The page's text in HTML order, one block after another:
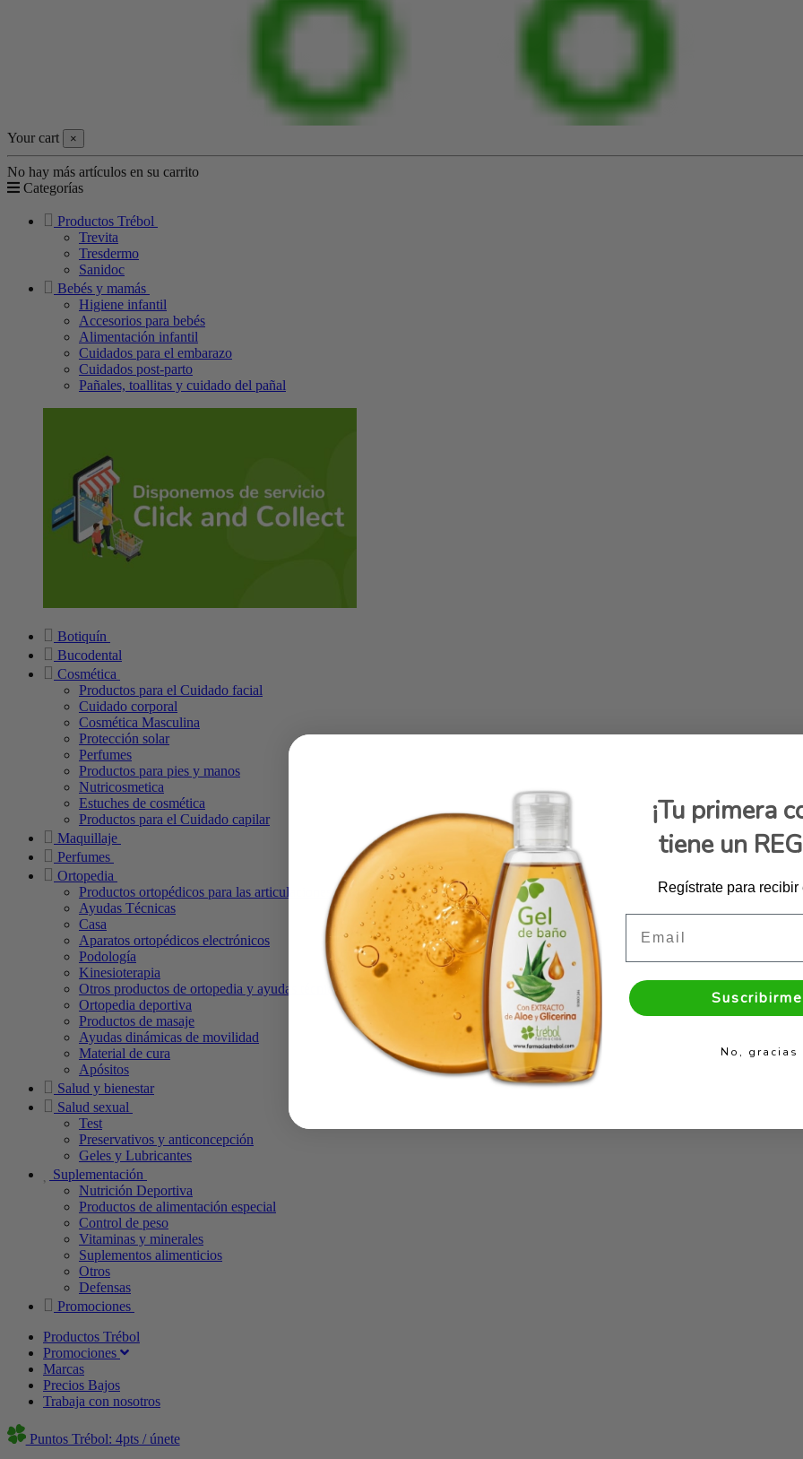
Your cart ×
No hay más artículos en su carrito
Categorías
Productos Trébol
Trevita
Tresdermo
Sanidoc
Bebés y mamás
Higiene infantil
Accesorios para bebés
Alimentación infantil
Cuidados para el embarazo
Cuidados post-parto
Pañales, toallitas y cuidado del pañal
Botiquín
Bucodental
Cosmética
Productos para el Cuidado facial
Cuidado corporal
Cosmética Masculina
Protección solar
Perfumes
Productos para pies y manos
Nutricosmetica
Estuches de cosmética
Productos para el Cuidado capilar
Maquillaje
Perfumes
Ortopedia
Productos ortopédicos para las articulaciones
Ayudas Técnicas
Casa
Aparatos ortopédicos electrónicos
Podología
Kinesioterapia
Otros productos de ortopedia y ayudas técnicas
Ortopedia deportiva
Productos de masaje
Ayudas dinámicas de movilidad
Material de cura
Apósitos
Salud y bienestar
Salud sexual
Test
Preservativos y anticoncepción
Geles y Lubricantes
Suplementación
Nutrición Deportiva
Productos de alimentación especial
Control de peso
Vitaminas y minerales
Suplementos alimenticios
Otros
Defensas
Promociones
Productos Trébol
Promociones
Marcas
Precios Bajos
Trabaja con nosotros
Puntos Trébol: 4pts / únete
¡Tu primera
tiene un
Regístrate para
No, gracias